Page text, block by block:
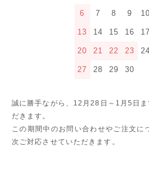
6 7 8 9 10
13 14 15 16 17
20 21 22 23 24
27 28 29 30
誠に勝手ながら、12月28日～1月5日
だきます。
この期間中のお問い合わせやご注文に
次ご対応させていただきます。